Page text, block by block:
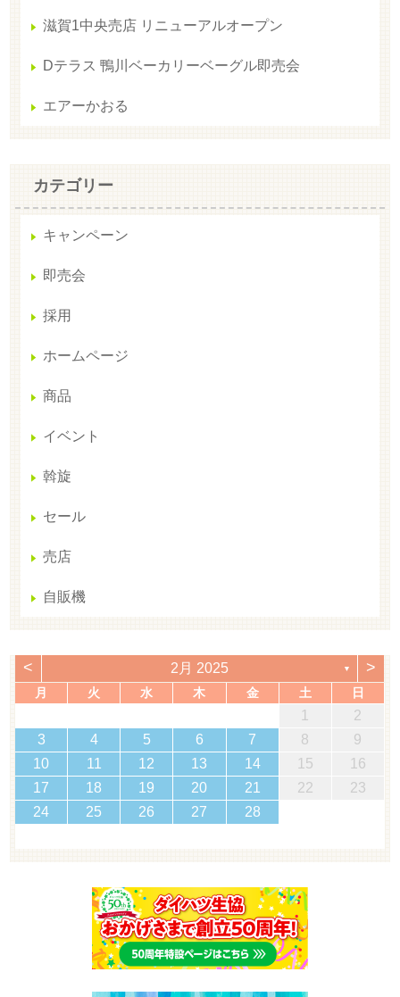
滋賀1中央売店 リニューアルオープン
Dテラス 鴨川ベーカリーベーグル即売会
エアーかおる
カテゴリー
キャンペーン
即売会
採用
ホームページ
商品
イベント
斡旋
セール
売店
自販機
< 2月 2025 ▼ >
月 火 水 木 金 土 日
1
2
3
4 5 6 7 8
9
10
11 12 13 14 15
16
17
18 19 20 21 22
23
24
25 26 27 28